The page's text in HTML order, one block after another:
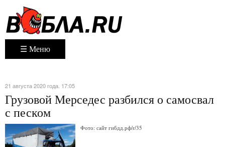
☰ Меню
21 августа 2020 года. 17:05
Грузовой Мерседес разбился о самосвал
с песком
Фото: сайт гибдд.рф/r/35